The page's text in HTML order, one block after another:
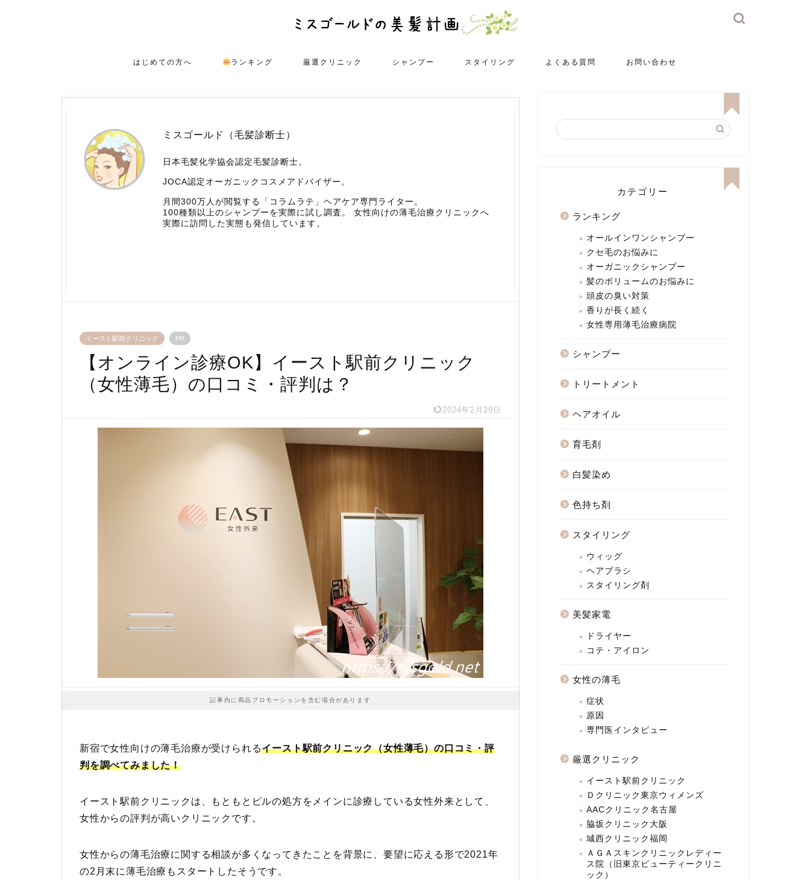
はじめての方へ ランキング 厳選クリニック シャンプー スタイリング よくある質問 お問い合わせ
ミスゴールド（毛髪診断士）
日本毛髪化学協会認定毛髪診断士。
JOCA認定オーガニックコスメアドバイザー。
月間300万人が閲覧する「コラムラテ」ヘアケア専門ライター。
100種類以上のシャンプーを実際に試し調査。 女性向けの薄毛治療クリニックへ
実際に訪問した実態も発信しています。
イースト駅前クリニック PR
【オンライン診療OK】イースト駅前クリニック
（女性薄毛）の口コミ・評判は？
2024年2月29日
記事内に商品プロモーションを含む場合があります
新宿で女性向けの薄毛治療が受けられるイースト駅前クリニック（女性薄毛）の口コミ・評
判を調べてみました！
イースト駅前クリニックは、もともとピルの処方をメインに診療している女性外来として、
女性からの評判が高いクリニックです。
女性からの薄毛治療に関する相談が多くなってきたことを背景に、要望に応える形で2021年
の2月末に薄毛治療もスタートしたそうです。
カテゴリー
ランキング
オールインワンシャンプー
クセ毛のお悩みに
オーガニックシャンプー
髪のボリュームのお悩みに
頭皮の臭い対策
香りが長く続く
女性専用薄毛治療病院
シャンプー
トリートメント
ヘアオイル
育毛剤
白髪染め
色持ち剤
スタイリング
ウィッグ
ヘアブラシ
スタイリング剤
美髪家電
ドライヤー
コテ・アイロン
女性の薄毛
症状
原因
専門医インタビュー
厳選クリニック
イースト駅前クリニック
Ｄクリニック東京ウィメンズ
AACクリニック名古屋
脇坂クリニック大阪
城西クリニック福岡
ＡＧＡスキンクリニックレディー
ス院（旧東京ビューティークリニ
ック）